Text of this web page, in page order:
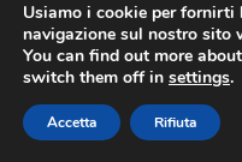
Volontè & Co. Srl – P.I.
Usiamo i cookie per fornirti
navigazione sul nostro sito
You can find out more
switch them off in settings.
Accetta Rifiuta